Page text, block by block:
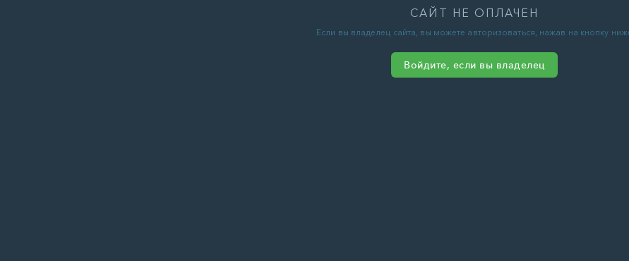
САЙТ НЕ ОПЛАЧЕН
Если вы владелец сайта, вы можете авторизоваться, нажав на кнопку
Войдите, если вы владелец